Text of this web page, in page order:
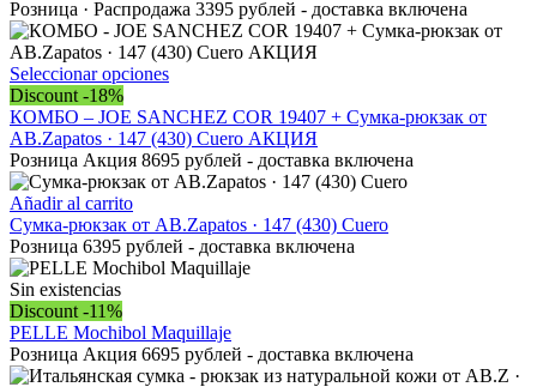
Розница · Распродажа 3395 рублей - доставка включена
Seleccionar opcionesEste
tiene
múltiples
variantes.
Las
se
pueden
elegir
página
de
producto
Discount -18%
КОМБО – JOE SANCHEZ COR 19407 + Сумка-рюкзак от
AB.Zapatos · 147 (430) Cuero АКЦИЯ
Розница Акция 8695 рублей - доставка включена
Añadir al carrito
Сумка-рюкзак от AB.Zapatos · 147 (430) Cuero
Розница 6395 рублей - доставка включена
Sin existencias
Discount -11%
PELLE Mochibol Maquillaje
Розница Акция 6695 рублей - доставка включена